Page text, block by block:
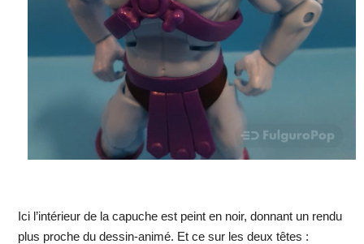
Ici l’intérieur de la capuche est peint en noir, donnant un rendu
plus proche du dessin-animé. Et ce sur les deux têtes :